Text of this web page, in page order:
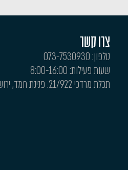
צרו קשר
טלפון: 073-7530930
שעות פעילות: 8:00-16:00
תכלת מרדכי 21/922. פנינת חמד, ירושלים